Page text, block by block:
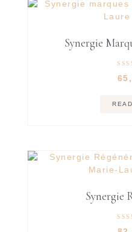
Synergie
Synergie